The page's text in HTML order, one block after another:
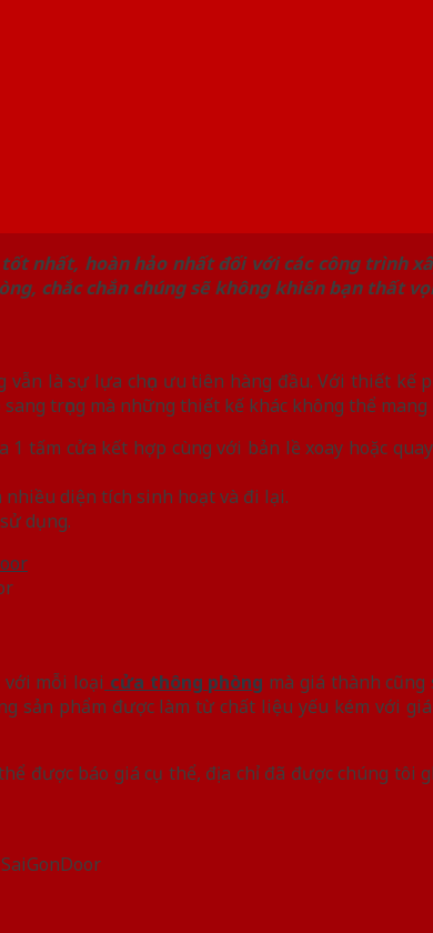
nhất, hoàn hảo nhất đối với các công trình
chắc chắn chúng sẽ không khiến bạn thất
là sự lựa chọn ưu tiên hàng đầu. Với thiết kế
trọng mà những thiết kế khác không thể mang
tấm cửa kết hợp cùng với bản lề xoay hoặc
diện tích sinh hoạt và đi lại.
dụng.
mỗi loại cửa thông phòng mà giá thành
sản phẩm được làm từ chất liệu yếu kém với
được báo giá cụ thể, địa chỉ đã được chúng tôi